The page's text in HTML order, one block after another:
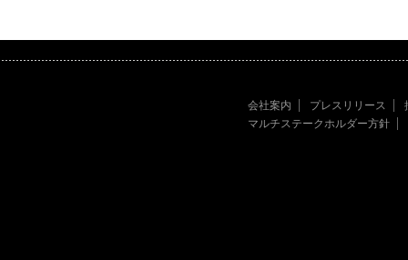
会社案内 プレスリリース
マルチステークホルダー方針